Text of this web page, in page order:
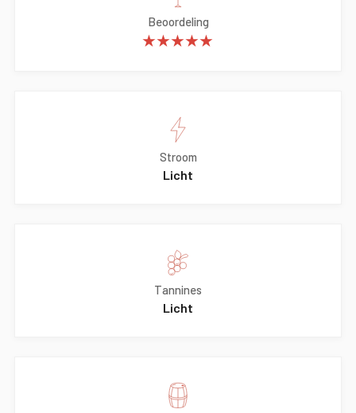
Beoordeling
★★★★★
Stroom
Licht
Tannines
Licht